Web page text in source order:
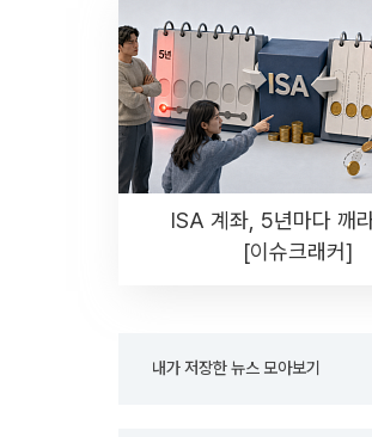
ISA 계좌, 5년마다 깨
[이슈크래커]
내가 저장한 뉴스 모아보기